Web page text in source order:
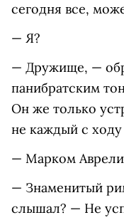
сегодня все,
— Я?
— Дружище, —
панибратским
Он же только
не каждый с
— Марком
— Знаменитый
слышал? — Не